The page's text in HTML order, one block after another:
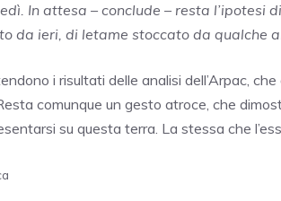
In attesa – conclude – resta l’ipotesi
da ieri, di letame stoccato da qualche
i risultati delle analisi dell’Arpac,
comunque un gesto atroce, che
su questa terra. La stessa che